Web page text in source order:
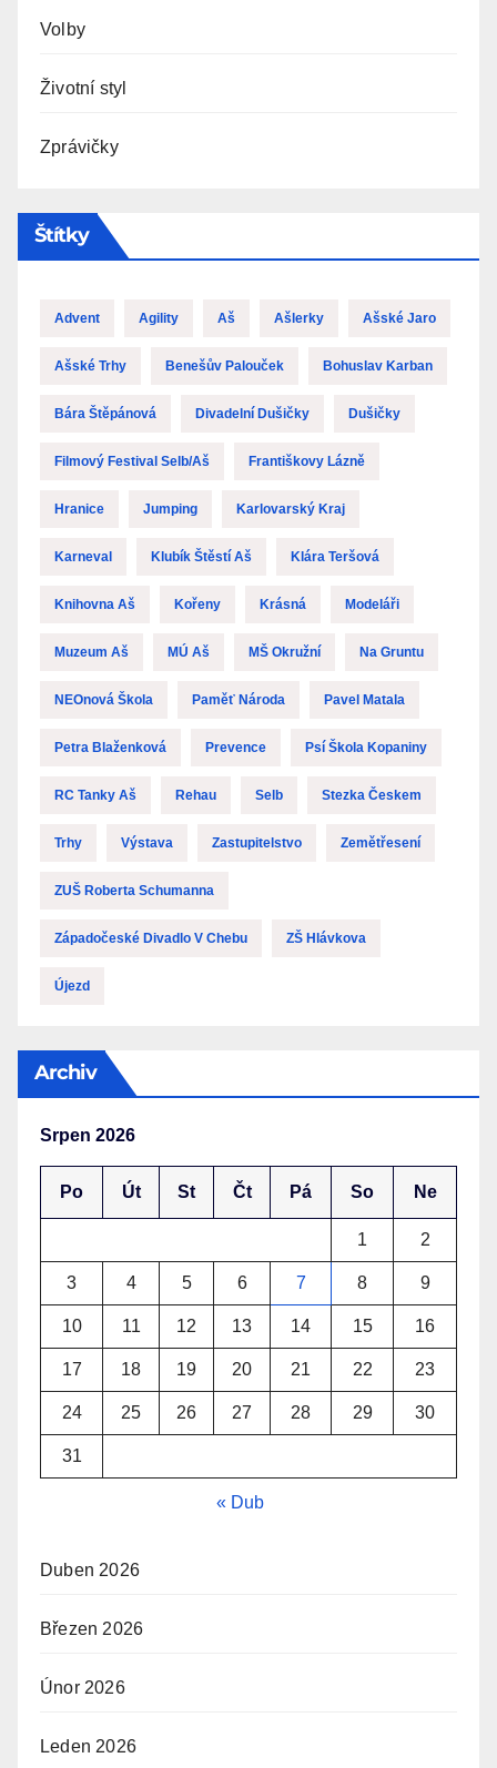
Volby
Životní styl
Zprávičky
Štítky
Advent Agility Aš Ašlerky Ašské Jaro
Ašské Trhy Benešův Palouček Bohuslav Karban
Bára Štěpánová Divadelní Dušičky Dušičky
Filmový Festival Selb/Aš Františkovy Lázně
Hranice Jumping Karlovarský Kraj
Karneval Klubík Štěstí Aš Klára Teršová
Knihovna Aš Kořeny Krásná Modeláři
Muzeum Aš MÚ Aš MŠ Okružní Na Gruntu
NEOnová Škola Paměť Národa Pavel Matala
Petra Blaženková Prevence Psí Škola Kopaniny
RC Tanky Aš Rehau Selb Stezka Českem
Trhy Výstava Zastupitelstvo Zemětřesení
ZUŠ Roberta Schumanna
Západočeské Divadlo V Chebu ZŠ Hlávkova
Újezd
Archiv
Srpen 2026
Po Út St Čt Pá So Ne
1 2
3 4 5 6 7 8 9
10 11 12 13 14 15 16
17 18 19 20 21 22 23
24 25 26 27 28 29 30
31
« Dub
Duben 2026
Březen 2026
Únor 2026
Leden 2026